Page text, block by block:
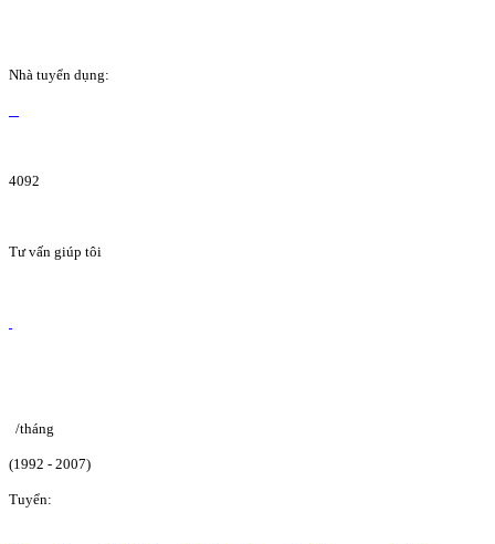
Nhà tuyển dụng:
4092
Tư vấn giúp tôi
/tháng
(1992 - 2007)
Tuyển: